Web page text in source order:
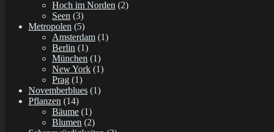
Hoch im Norden (2)
Seen (3)
Metropolen (5)
Amsterdam (1)
Berlin (1)
München (1)
New York (1)
Prag (1)
Novemberblues (1)
Pflanzen (14)
Bäume (1)
Blumen (2)